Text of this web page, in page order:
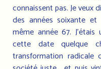
connaissent pas. Je
des années soixante
même année 67.
cette date quelque
transformation